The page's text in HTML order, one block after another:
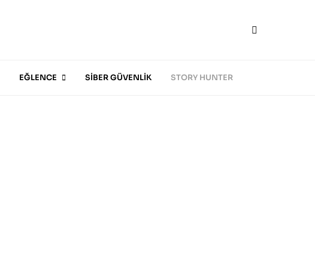
EĞLENCE SİBER GÜVENLİK STORY HUNTER